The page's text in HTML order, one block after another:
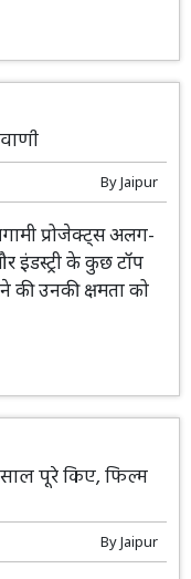
ByJaipur
प्रोजेक्ट्स अलग-
इंडस्ट्री के कुछ टॉप
उनकी क्षमता को
साल पूरे किए, फिल्म
ByJaipur